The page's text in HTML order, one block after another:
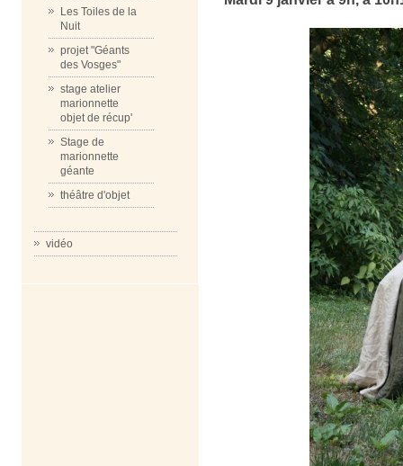
Les Toiles de la
Nuit
projet "Géants
des Vosges"
stage atelier
marionnette
objet de récup'
Stage de
marionnette
géante
théâtre d'objet
vidéo